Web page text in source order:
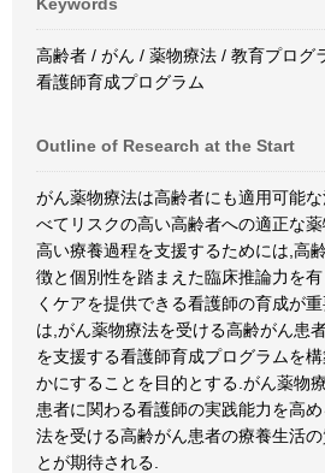
高齢者 / がん / 薬物療法 / 教育プログ
看護師育成プログラム
Outline of Research at the Start
がん薬物療法は高齢者にも適用可能
べてリスクの高い高齢者への適正な
高い療養過程を支援するためには,高
徴と個別性を踏まえた臨床推論力を
くケアを提供できる看護師の育成が
は,がん薬物療法を受ける高齢がん患
を支援する看護師育成プログラムを
かにすることを目的とする.がん薬物
患者に関わる看護師の実践能力を高
法を受ける高齢がん患者の療養生活
とが期待される.